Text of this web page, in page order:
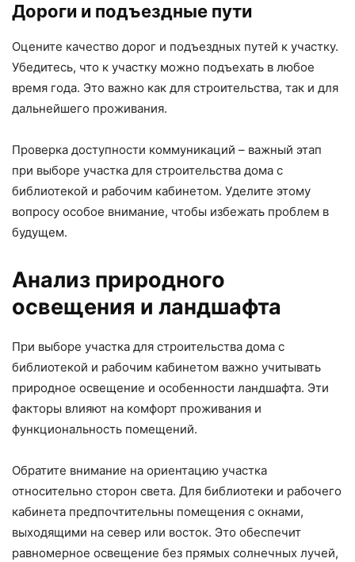
Дороги и подъездные пути
Оцените качество дорог и подъездных путей к участку.
Убедитесь, что к участку можно подъехать в любое
время года. Это важно как для строительства, так и для
дальнейшего проживания.
Проверка доступности коммуникаций – важный этап
при выборе участка для строительства дома с
библиотекой и рабочим кабинетом. Уделите этому
вопросу особое внимание, чтобы избежать проблем в
будущем.
Анализ природного
освещения и ландшафта
При выборе участка для строительства дома с
библиотекой и рабочим кабинетом важно учитывать
природное освещение и особенности ландшафта. Эти
факторы влияют на комфорт проживания и
функциональность помещений.
Обратите внимание на ориентацию участка
относительно сторон света. Для библиотеки и рабочего
кабинета предпочтительны помещения с окнами,
выходящими на север или восток. Это обеспечит
равномерное освещение без прямых солнечных лучей,